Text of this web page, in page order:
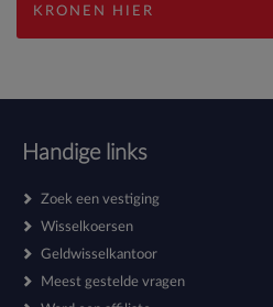
KRONEN HIER
Handige links
Zoek een vestiging
Wisselkoersen
Geldwisselkantoor
Meest gestelde vragen